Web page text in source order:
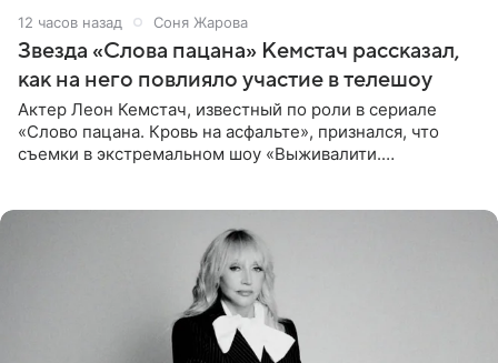
12 часов назад Соня Жарова
Звезда «Слова пацана» Кемстач рассказал,
как на него повлияло участие в телешоу
Актер Леон Кемстач, известный по роли в сериале
«Слово пацана. Кровь на асфальте», признался, что
съемки в экстремальном шоу «Выживалити.